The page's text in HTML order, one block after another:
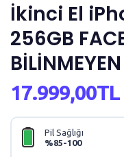
İkinci El
256GB
17.999,00TL
Pil Sağlığı
%85-100